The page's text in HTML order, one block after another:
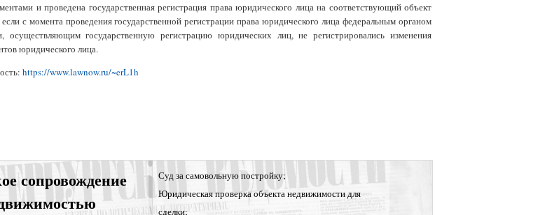
и проведена государственная регистрация права юридического лица на соответствующий объект
с момента проведения государственной регистрации права юридического лица федеральным органом
осуществляющим государственную регистрацию юридических лиц, не регистрировались изменения
юридического лица.
https://www.lawnow.ru/~erL1h
сопровождение
Суд за самовольную постройку;
Юридическая проверка объекта недвижимости для
сделки;